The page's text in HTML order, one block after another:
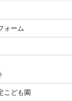
ォーム
こども園